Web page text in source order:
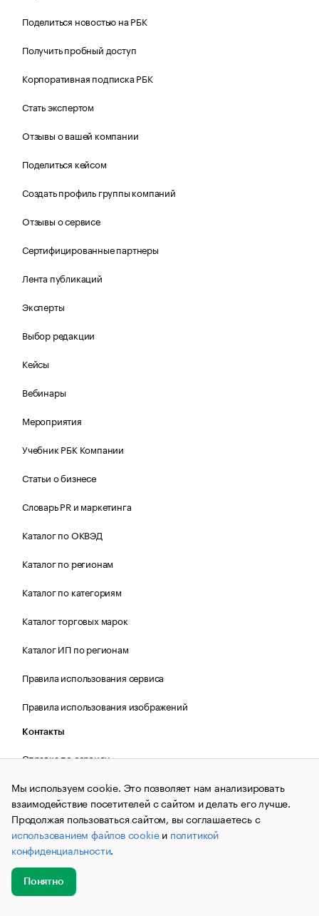
Поделиться новостью на РБК
Получить пробный доступ
Корпоративная подписка РБК
Стать экспертом
Отзывы о вашей компании
Поделиться кейсом
Создать профиль группы компаний
Отзывы о сервисе
Сертифицированные партнеры
Лента публикаций
Эксперты
Выбор редакции
Кейсы
Вебинары
Мероприятия
Учебник РБК Компании
Статьи о бизнесе
Словарь PR и маркетинга
Каталог по ОКВЭД
Каталог по регионам
Каталог по категориям
Каталог торговых марок
Каталог ИП по регионам
Правила использования сервиса
Правила использования изображений
Контакты
Справка по сервису
Поиск по ОГРН
Статистика и аудитория
Источники данных
Источник отчетности Контур.Фокус
Мы используем cookie. Это позволяет нам анализировать
взаимодействие посетителей с сайтом и делать его лучше.
Продолжая пользоваться сайтом, вы соглашаетесь с
использованием файлов cookieи политикой
конфиденциальности.
Понятно